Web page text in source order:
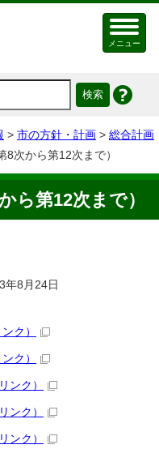
メニュー
> 市の方針・計画 > 総合計画
次から第12次まで）
ら第12次まで）
8月24日
ク）
ク）
ンク）
ンク）
ンク）